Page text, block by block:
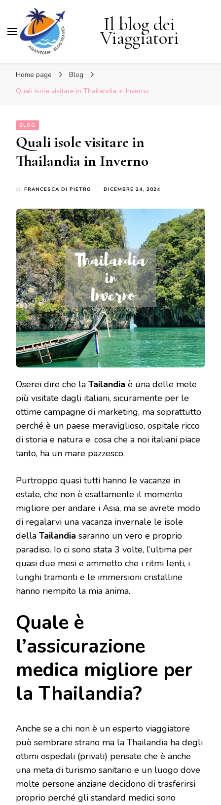
Il blog dei
Viaggiatori
Home page
Blog
Quali isole visitare in Thailandia in Inverno
BLOG
Quali isole visitare in
Thailandia in Inverno
di FRANCESCA DI PIETRO DICEMBRE 24, 2024
Oserei dire che la Tailandia è una delle mete
più visitate dagli italiani, sicuramente per le
ottime campagne di marketing, ma soprattutto
perché è un paese meraviglioso, ospitale ricco
di storia e natura e, cosa che a noi italiani piace
tanto, ha un mare pazzesco.
Purtroppo quasi tutti hanno le vacanze in
estate, che non è esattamente il momento
migliore per andare i Asia, ma se avrete modo
di regalarvi una vacanza invernale le isole
della Tailandia saranno un vero e proprio
paradiso. Io ci sono stata 3 volte, l’ultima per
quasi due mesi e ammetto che i ritmi lenti, i
lunghi tramonti e le immersioni cristalline
hanno riempito la mia anima.
Quale è
l’assicurazione
medica migliore per
la Thailandia?
Anche se a chi non è un esperto viaggiatore
può sembrare strano ma la Thailandia ha degli
ottimi ospedali (privati) pensate che è anche
una meta di turismo sanitario e un luogo dove
molte persone anziane decidono di trasferirsi
proprio perché gli standard medici sono